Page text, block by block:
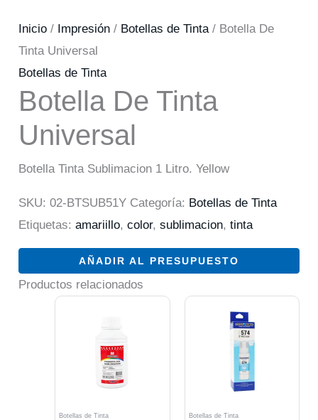
Inicio / Impresión / Botellas de Tinta/ Botella De
Tinta Universal
Botellas de Tinta
Botella De Tinta
Universal
Botella Tinta Sublimacion 1 Litro. Yellow
SKU:02-BTSUB51Y Categoría: Botellas de Tinta
Etiquetas:amariillo,color,sublimacion,tinta
AÑADIR AL PRESUPUESTO
Productos relacionados
Botellas de Tinta Botellas de Tinta